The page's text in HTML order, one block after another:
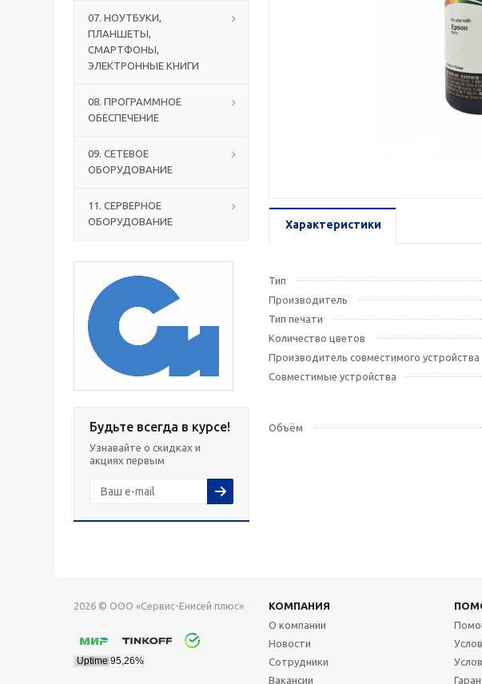
07. НОУТБУКИ,
ПЛАНШЕТЫ,
СМАРТФОНЫ,
ЭЛЕКТРОННЫЕ КНИГИ
08. ПРОГРАММНОЕ
ОБЕСПЕЧЕНИЕ
09. СЕТЕВОЕ
ОБОРУДОВАНИЕ
11. СЕРВЕРНОЕ
ОБОРУДОВАНИЕ
Будьте всегда в курсе!
Узнавайте о скидках и
акциях первым
Характеристики
Тип
Производитель
Тип печати
Количество цветов
Производитель совместимого устройства
Совместимые устройства
Объём
2026 © ООО «Сервис-Енисей плюс» КОМПАНИЯ
О компании
Новости
Сотрудники
Вакансии